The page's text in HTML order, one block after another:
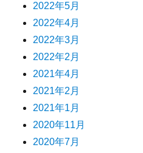
2022年5月
2022年4月
2022年3月
2022年2月
2021年4月
2021年2月
2021年1月
2020年11月
2020年7月